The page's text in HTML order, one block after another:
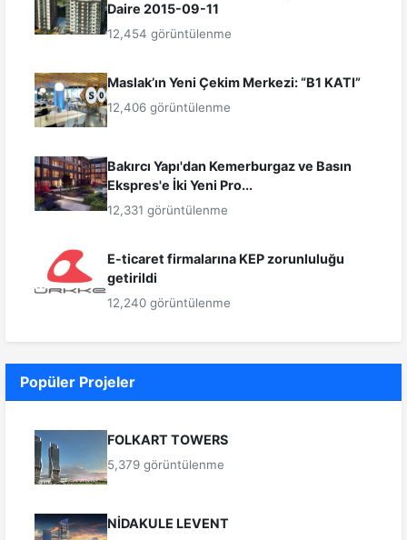
Daire 2015-09-11
12,454 görüntülenme
Maslak’ın Yeni Çekim Merkezi: “B1 KATI”
12,406 görüntülenme
Bakırcı Yapı'dan Kemerburgaz ve Basın
Ekspres'e İki Yeni Pro...
12,331 görüntülenme
E-ticaret firmalarına KEP zorunluluğu
getirildi
12,240 görüntülenme
Popüler Projeler
FOLKART TOWERS
5,379 görüntülenme
NİDAKULE LEVENT